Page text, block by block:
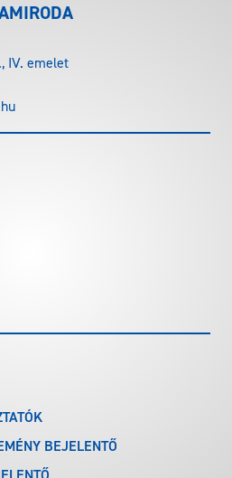
IV. emelet
BEJELENTŐ